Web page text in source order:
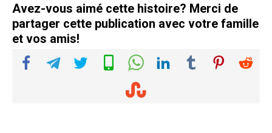
Avez-vous aimé cette histoire? Merci de
partager cette publication avec votre famille
et vos amis!